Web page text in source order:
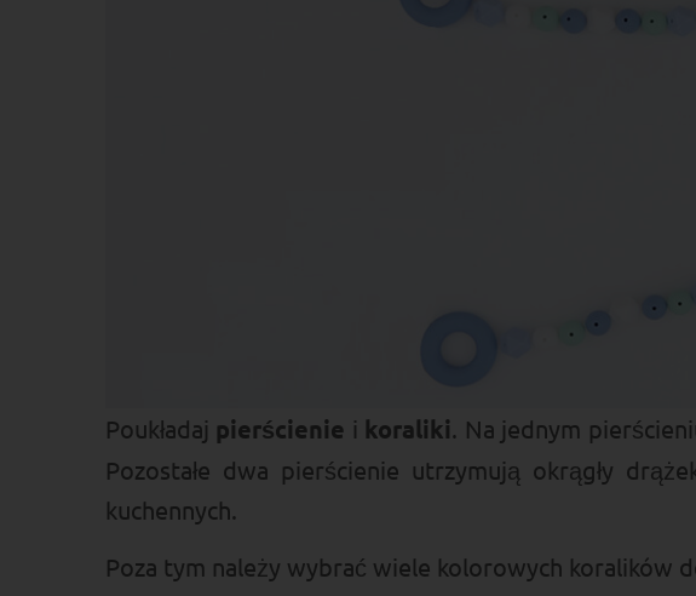
Poukładaj pierścienie i koraliki. Na jednym
Pozostałe dwa pierścienie utrzymują okrągły
kuchennych.
Poza tym należy wybrać wiele kolorowych koralików